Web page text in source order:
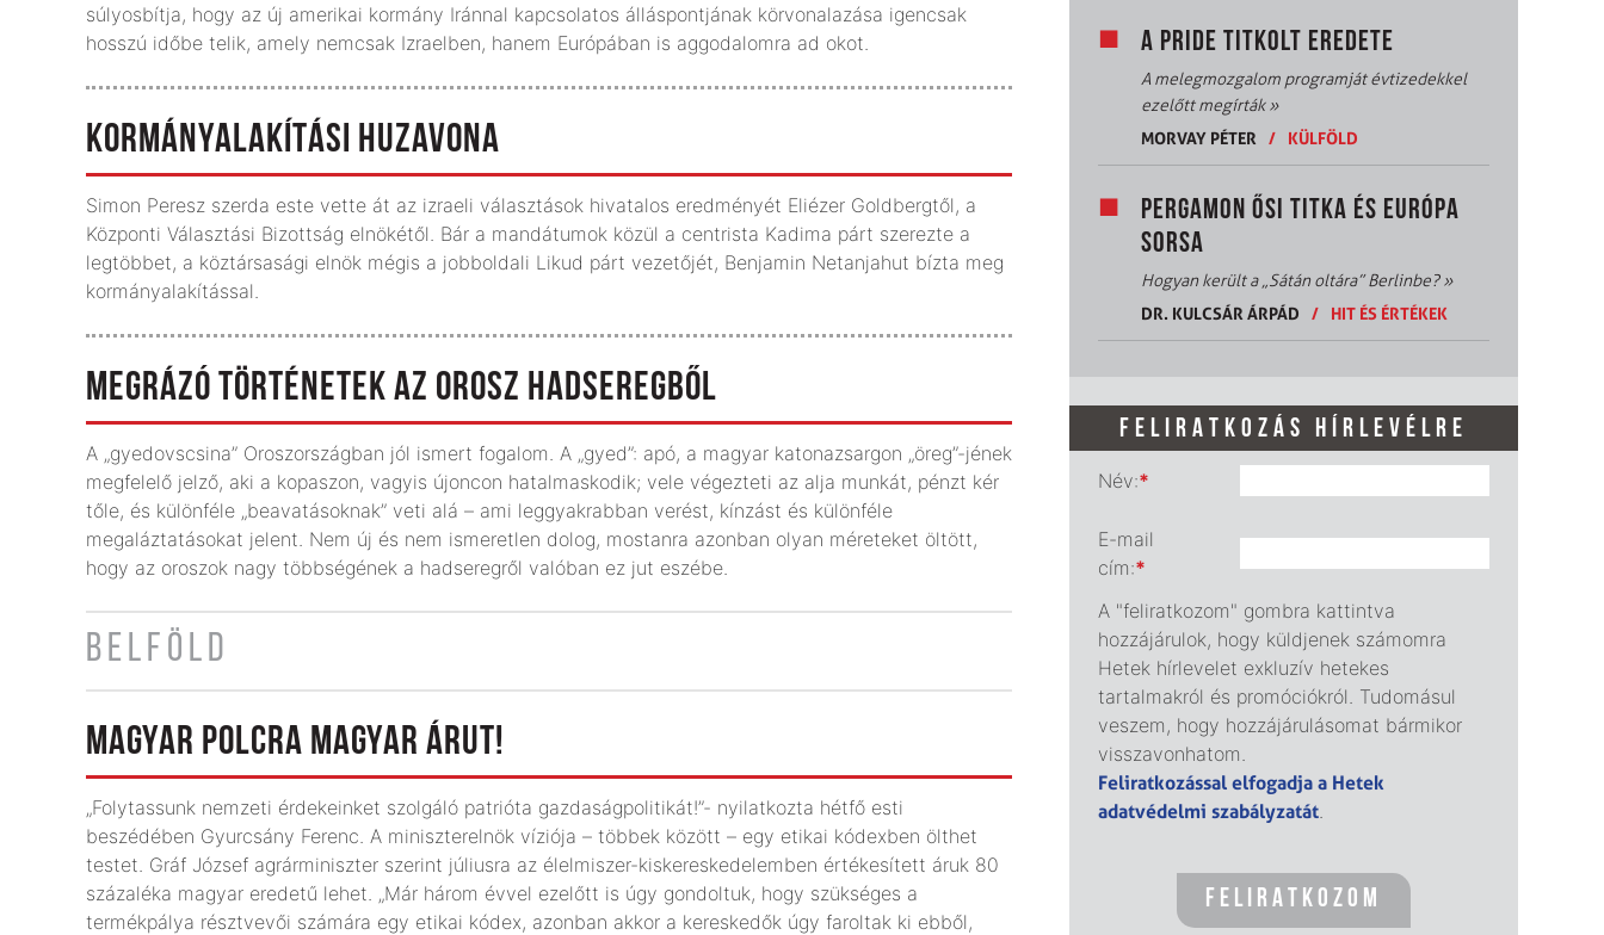
súlyosbítja, hogy az új amerikai kormány Iránnal kapcsolatos álláspontjának körvonalazása igencsak
hosszú időbe telik, amely nemcsak Izraelben, hanem Európában is aggodalomra ad okot.
KORMÁNYALAKÍTÁSI HUZAVONA
Simon Peresz szerda este vette át az izraeli választások hivatalos eredményét Eliézer Goldbergtől, a
Központi Választási Bizottság elnökétől. Bár a mandátumok közül a centrista Kadima párt szerezte a
legtöbbet, a köztársasági elnök mégis a jobboldali Likud párt vezetőjét, Benjamin Netanjahut bízta meg
kormányalakítással.
MEGRÁZÓ TÖRTÉNETEK AZ OROSZ HADSEREGBŐL
A „gyedovscsina” Oroszországban jól ismert fogalom. A „gyed”: apó, a magyar katonazsargon „öreg”-jének
megfelelő jelző, aki a kopaszon, vagyis újoncon hatalmaskodik; vele végezteti az alja munkát, pénzt kér
tőle, és különféle „beavatásoknak” veti alá – ami leggyakrabban verést, kínzást és különféle
megaláztatásokat jelent. Nem új és nem ismeretlen dolog, mostanra azonban olyan méreteket öltött,
hogy az oroszok nagy többségének a hadseregről valóban ez jut eszébe.
BELFÖLD
MAGYAR POLCRA MAGYAR ÁRUT!
„Folytassunk nemzeti érdekeinket szolgáló patrióta gazdaságpolitikát!”- nyilatkozta hétfő esti
beszédében Gyurcsány Ferenc. A miniszterelnök víziója – többek között – egy etikai kódexben ölthet
testet. Gráf József agrárminiszter szerint júliusra az élelmiszer-kiskereskedelemben értékesített áruk 80
százaléka magyar eredetű lehet. „Már három évvel ezelőtt is úgy gondoltuk, hogy szükséges a
termékpálya résztvevői számára egy etikai kódex, azonban akkor a kereskedők úgy faroltak ki ebből,
A PRIDE TITKOLT EREDETE
A melegmozgalom programját évtizedekkel
ezelőtt megírták»
MORVAY PÉTER
/ KÜLFÖLD
PERGAMON ŐSI TITKA ÉS EURÓPA
SORSA
Hogyan került a „Sátán oltára” Berlinbe?»
DR. KULCSÁR ÁRPÁD
/ HIT ÉS ÉRTÉKEK
FELIRATKOZÁS HÍRLEVÉLRE
Név:*
E-mail
cím:*
A "feliratkozom" gombra kattintva
hozzájárulok, hogy küldjenek számomra
Hetek hírlevelet exkluzív hetekes
tartalmakról és promóciókról. Tudomásul
veszem, hogy hozzájárulásomat bármikor
visszavonhatom.
Feliratkozással elfogadja a Hetek
adatvédelmi szabályzatát.